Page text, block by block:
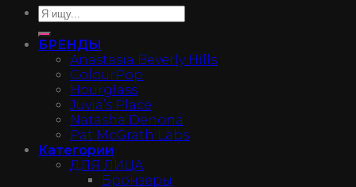
БРЕНДЫ
Anastasia Beverly Hills
ColourPop
Hourglass
Juvia’s Place
Natasha Denona
Pat McGrath Labs
Категории
ДЛЯ ЛИЦА
Бронзеры